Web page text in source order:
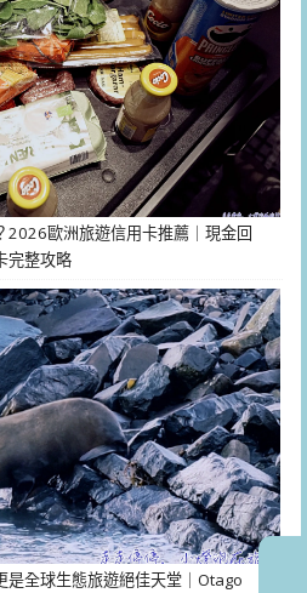
2026歐洲旅遊信用卡推薦｜現金回
完整攻略
是全球生態旅遊絕佳天堂｜Otago